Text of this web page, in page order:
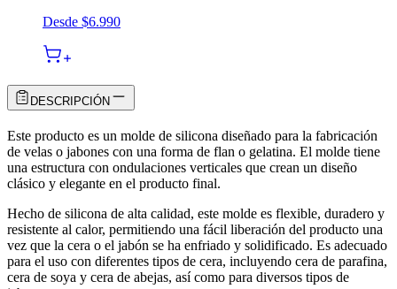
Desde $6.990
DESCRIPCIÓN
Este producto es un molde de silicona diseñado para la fabricación
de velas o jabones con una forma de flan o gelatina. El molde tiene
una estructura con ondulaciones verticales que crean un diseño
clásico y elegante en el producto final.
Hecho de silicona de alta calidad, este molde es flexible, duradero y
resistente al calor, permitiendo una fácil liberación del producto una
vez que la cera o el jabón se ha enfriado y solidificado. Es adecuado
para el uso con diferentes tipos de cera, incluyendo cera de parafina,
cera de soya y cera de abejas, así como para diversos tipos de